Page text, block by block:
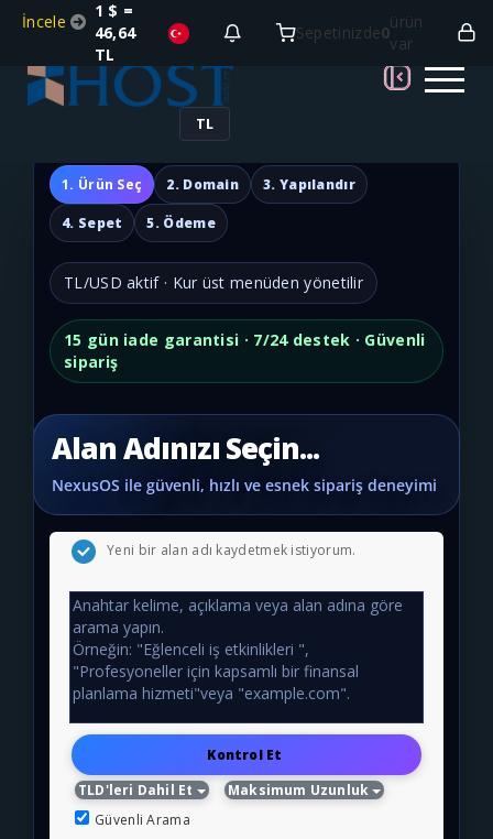
İncele
1 $ =
46,64
TL
Sepetinizde0
ürün
var
TL
1. Ürün Seç 2. Domain 3. Yapılandır
4. Sepet 5. Ödeme
TL/USD aktif · Kur üst menüden yönetilir
15 gün iade garantisi · 7/24 destek · Güvenli
sipariş
Alan Adınızı Seçin...
Yeni bir alan adı kaydetmek istiyorum.
Kontrol Et
TLD'leri Dahil Et
Maksimum Uzunluk
Güvenli Arama